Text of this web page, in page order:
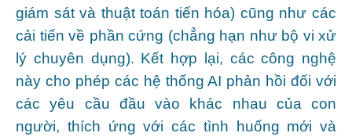
giám sát và thuật toán tiến hóa) cũng như các
cải tiến về phần cứng (chẳng hạn như bộ vi xử
lý chuyên dụng). Kết hợp lại, các công nghệ
này cho phép các hệ thống AI phản hồi đối với
các yêu cầu đầu vào khác nhau của con
người, thích ứng với các tình huống mới và